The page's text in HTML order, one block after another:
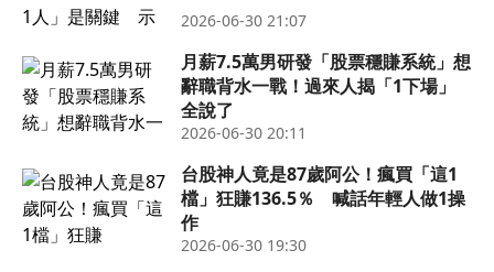
2026-06-30 21:07
月薪7.5萬男研發「股票穩賺系統」想
辭職背水一戰！過來人揭「1下場」
全說了
2026-06-30 20:11
台股神人竟是87歲阿公！瘋買「這1
檔」狂賺136.5％ 喊話年輕人做1操
作
2026-06-30 19:30